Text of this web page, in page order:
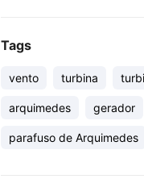
Tags
vento turbina
arquimedes gerador
parafuso de Arquimedes